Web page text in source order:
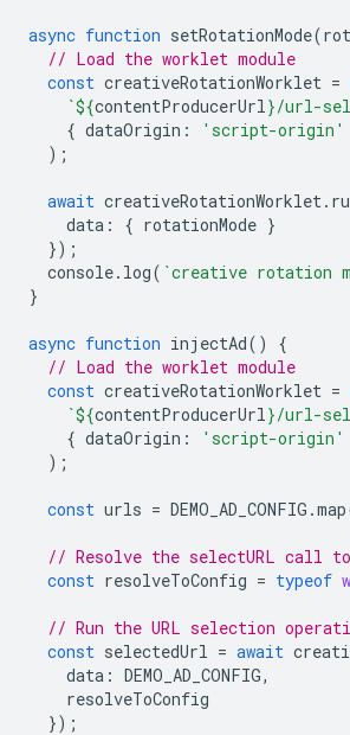
async function setRotationMode(
// Load the worklet module
const creativeRotationWorklet =
`${contentProducerUrl }/url-
{ dataOrigin : 'script-origin'
);
await creativeRotationWorklet .
data : { rotationMode }
});
console. log( `creative rotation
}
async function injectAd()
{
// Load the worklet module
const creativeRotationWorklet =
`${contentProducerUrl }/url-
{ dataOrigin : 'script-origin'
);
const urls = DEMO_AD_CONFIG .map
// Resolve the selectURL call
const resolveToConfig = typeof
// Run the URL selection
const selectedUrl = await
data : DEMO_AD_CONFIG,
resolveToConfig
});